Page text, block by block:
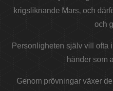
krigsliknande Mars, och
och
Personligheten själv vill ofta
händer som
Genom prövningar växer